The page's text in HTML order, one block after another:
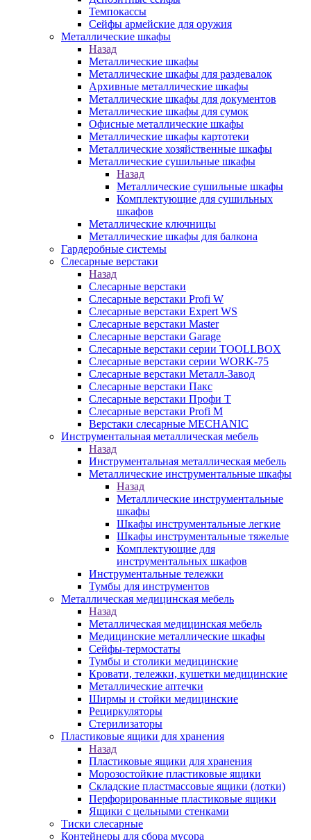
Темпокассы
Сейфы армейские для оружия
Металлические шкафы
Назад
Металлические шкафы
Металлические шкафы для раздевалок
Архивные металлические шкафы
Металлические шкафы для документов
Металлические шкафы для сумок
Офисные металлические шкафы
Металлические шкафы картотеки
Металлические хозяйственные шкафы
Металлические сушильные шкафы
Назад
Металлические сушильные шкафы
Комплектующие для сушильных
шкафов
Металлические ключницы
Металлические шкафы для балкона
Гардеробные системы
Слесарные верстаки
Назад
Слесарные верстаки
Слесарные верстаки Profi W
Слесарные верстаки Expert WS
Слесарные верстаки Master
Слесарные верстаки Garage
Слесарные верстаки серии TOOLLBOX
Слесарные верстаки серии WORK-75
Слесарные верстаки Металл-Завод
Слесарные верстаки Пакс
Слесарные верстаки Профи Т
Слесарные верстаки Profi M
Верстаки слесарные MECHANIC
Инструментальная металлическая мебель
Назад
Инструментальная металлическая мебель
Металлические инструментальные шкафы
Назад
Металлические инструментальные
шкафы
Шкафы инструментальные легкие
Шкафы инструментальные тяжелые
Комплектующие для
инструментальных шкафов
Инструментальные тележки
Тумбы для инструментов
Металлическая медицинская мебель
Назад
Металлическая медицинская мебель
Медицинские металлические шкафы
Сейфы-термостаты
Тумбы и столики медицинские
Кровати, тележки, кушетки медицинские
Металлические аптечки
Ширмы и стойки медицинские
Рециркуляторы
Стерилизаторы
Пластиковые ящики для хранения
Назад
Пластиковые ящики для хранения
Морозостойкие пластиковые ящики
Складские пластмассовые ящики (лотки)
Перфорированные пластиковые ящики
Ящики с цельными стенками
Тиски слесарные
Контейнеры для сбора мусора